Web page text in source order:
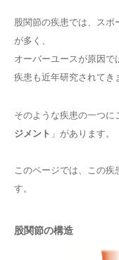
股関節の疾患では、ス
が多く、
オーバーユースが原因で
疾患も近年研究されてき
そのような疾患の一つに
ジメント 」があります。
このページでは、この疾
す。
股関節の構造